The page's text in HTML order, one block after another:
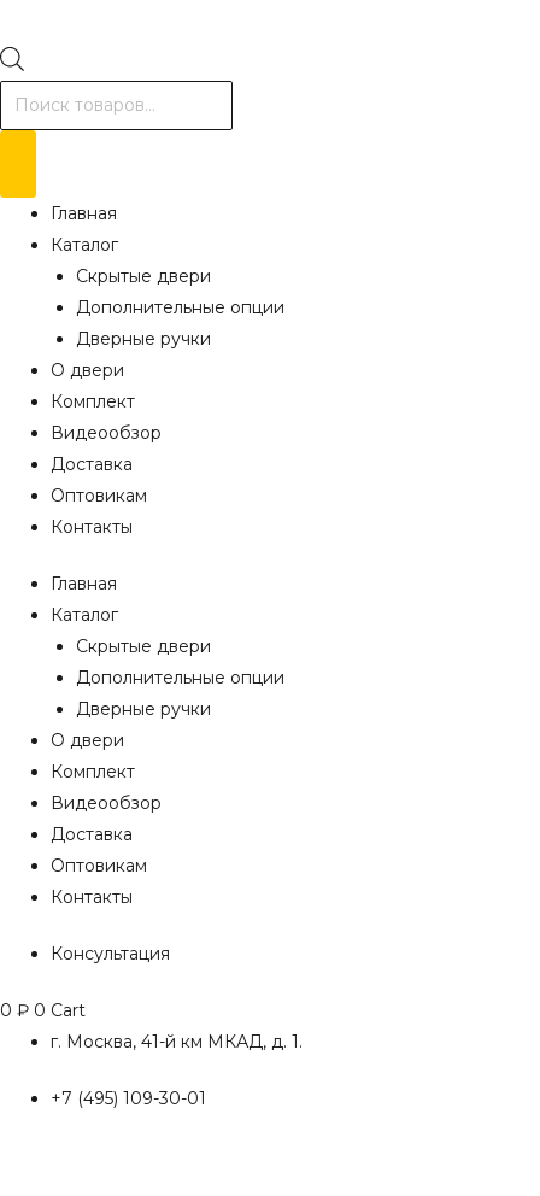
Поиск
товаров
Главная
Каталог
Скрытые двери
Дополнительные опции
Дверные ручки
О двери
Комплект
Видеообзор
Доставка
Оптовикам
Контакты
Главная
Каталог
Скрытые двери
Дополнительные опции
Дверные ручки
О двери
Комплект
Видеообзор
Доставка
Оптовикам
Контакты
Консультация
0 ₽ 0 Cart
г. Москва, 41-й км МКАД, д. 1.
+7 (495) 109-30-01